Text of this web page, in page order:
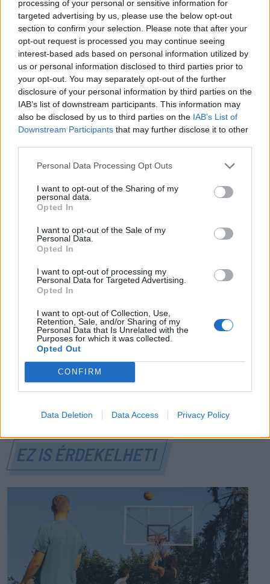
processing of your personal or sensitive information for
targeted advertising by us, please use the below opt-out
section to confirm your selection. Please note that after your
opt-out request is processed you may continue seeing
interest-based ads based on personal information utilized by
us or personal information disclosed to third parties prior to
your opt-out. You may separately opt-out of the further
disclosure of your personal information by third parties on the
IAB’s list of downstream participants. This information may
also be disclosed by us to third parties on the IAB’s List of
Downstream Participants that may further disclose it to other
Personal Data Processing Opt Outs
I want to opt-out of the Sharing of my
personal data.
Opted In
I want to opt-out of the Sale of my
Personal Data.
Opted In
I want to opt-out of processing my
Personal Data for Targeted Advertising.
Opted In
I want to opt-out of Collection, Use,
Retention, Sale, and/or Sharing of my
Personal Data that Is Unrelated with the
Purposes for which it was collected.
Opted Out
CONFIRM
Data Deletion Data Access Privacy Policy
magyarországi előadó, ezért lemondta székelyföldi
koncertjét. A botrány túlmutat Majkán, és a magyar
közélet nagyon aggasztó állapotairól árulkodik.
FŐTÉR
A Román Rendőrség azt üzeni,
semmiképpen ne higgyenek a Román
Rendőrségnek – hírmix
További híreink: sziklát akart a Dunába robbantani a
hadsereg, egyelőre sikertelenül, az illetékes szerint
pedig semmiféle korlátozás nem lesz a lakossági
áramfogyasztásban.
EZ IS ÉRDEKELHETI